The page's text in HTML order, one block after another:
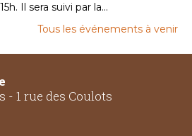
Il sera suivi par la...
Tous les événements à venir
- 1 rue des Coulots